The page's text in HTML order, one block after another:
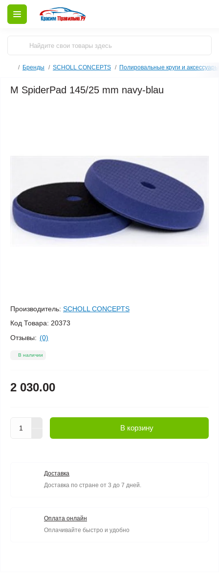
Бренды SCHOLL CONCEPTS Полировальные круги и
M SpiderPad 145/25 mm navy-blau
Производитель: SCHOLL CONCEPTS
Код Товара: 20373
Отзывы: (0)
В наличии
2 030.00
В корзину
Доставка
Доставка по стране от 3 до 7 дней.
Оплата онлайн
Оплачивайте быстро и удобно